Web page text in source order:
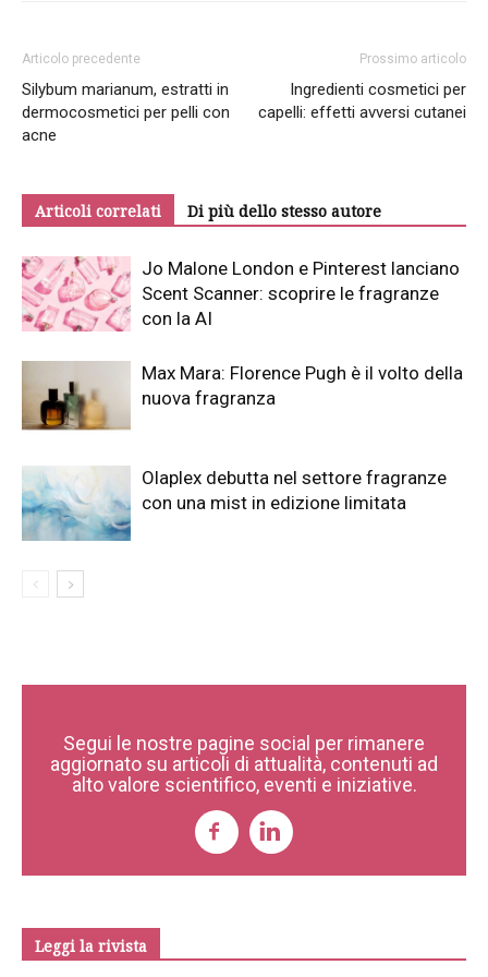
Articolo precedente
Silybum marianum, estratti in
dermocosmetici per pelli con
acne
Prossimo articolo
Ingredienti cosmetici per
capelli: effetti avversi cutanei
Articoli correlati Di più dello stesso autore
Jo Malone London e Pinterest lanciano
Scent Scanner: scoprire le fragranze
con la AI
Max Mara: Florence Pugh è il volto della
nuova fragranza
Olaplex debutta nel settore fragranze
con una mist in edizione limitata
Segui le nostre pagine social per rimanere
aggiornato su articoli di attualità, contenuti ad
alto valore scientifico, eventi e iniziative.
Leggi la rivista